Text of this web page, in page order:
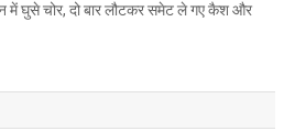
में घुसे चोर, दो बार लौटकर समेट ले गए कैश और